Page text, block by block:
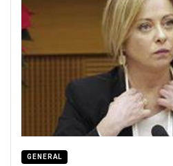
GENERAL